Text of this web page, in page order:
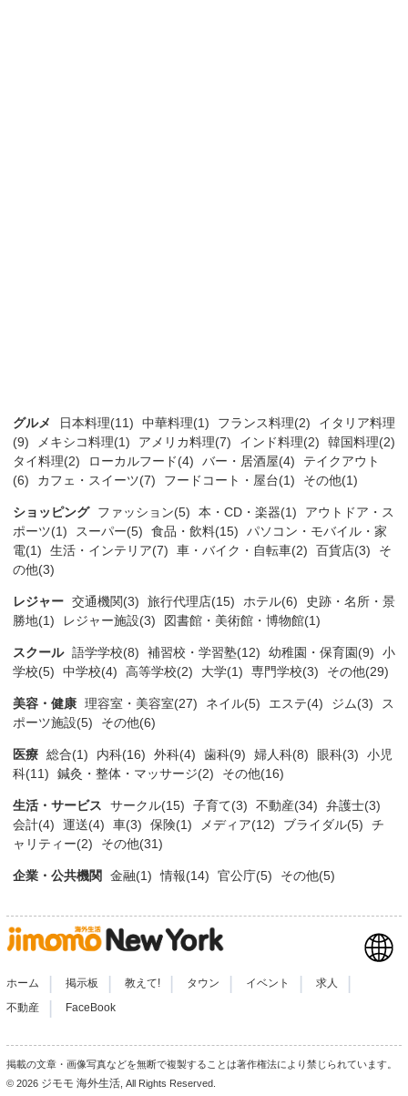
グルメ 日本料理(11) 中華料理(1) フランス料理(2)
イタリア料理
(9)
メキシコ料理(1) アメリカ料理(7) インド料理(2)
韓国料理(2)
タイ料理(2)
ローカルフード(4) バー・居酒屋(4)
テイクアウト
(6)
カフェ・スイーツ(7) フードコート・屋台(1) その他(1)
ショッピング ファッション(5) 本・CD・楽器(1)
アウトドア・ス
ポーツ(1)
スーパー(5) 食品・飲料(15)
パソコン・モバイル・家
電(1)
生活・インテリア(7) 車・バイク・自転車(2) 百貨店(3)
そ
の他(3)
レジャー 交通機関(3) 旅行代理店(15) ホテル(6)
史跡・名所・景
勝地(1)
レジャー施設(3) 図書館・美術館・博物館(1)
スクール 語学学校(8) 補習校・学習塾(12) 幼稚園・保育園(9)
小
学校(5)
中学校(4) 高等学校(2) 大学(1) 専門学校(3) その他(29)
美容・健康 理容室・美容室(27) ネイル(5) エステ(4) ジム(3)
ス
ポーツ施設(5)
その他(6)
医療 総合(1) 内科(16) 外科(4) 歯科(9) 婦人科(8) 眼科(3)
小児
科(11)
鍼灸・整体・マッサージ(2) その他(16)
生活・サービス サークル(15) 子育て(3) 不動産(34)
弁護士(3)
会計(4)
運送(4) 車(3) 保険(1) メディア(12) ブライダル(5)
チ
ャリティー(2)
その他(31)
企業・公共機関 金融(1) 情報(14) 官公庁(5) その他(5)
ホーム 掲示板 教えて! タウン イベント 求人
不動産 FaceBook
掲載の文章・画像写真などを無断で複製することは著作権法により禁じられています。
© 2026 ジモモ 海外生活 , All Rights Reserved.